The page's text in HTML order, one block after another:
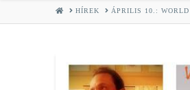
HOMEHÍREK ÁPRILIS 10.: